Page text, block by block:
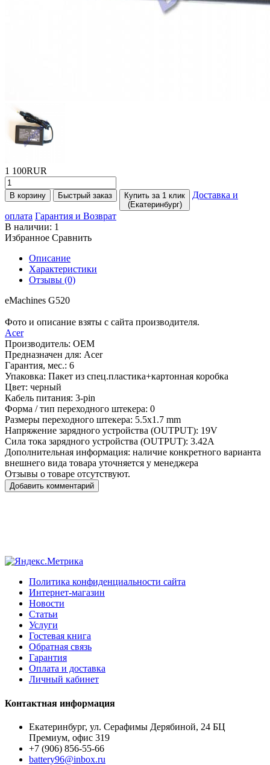
1 100RUR
В корзину Быстрый заказ
Купить за 1 клик
(Екатеринбург)
Доставка и
оплата Гарантия и Возврат
В наличии: 1
Избранное Сравнить
Описание
Характеристики
Отзывы (0)
eMachines G520
Фото и описание взяты с сайта производителя.
Acer
Производитель: OEM
Предназначен для: Acer
Гарантия, мес.: 6
Упаковка: Пакет из спец.пластика+картонная коробка
Цвет: черный
Кабель питания: 3-pin
Форма / тип переходного штекера: 0
Размеры переходного штекера: 5.5x1.7 mm
Напряжение зарядного устройства (OUTPUT): 19V
Сила тока зарядного устройства (OUTPUT): 3.42A
Дополнительная информация: наличие конкретного варианта
внешнего вида товара уточняется у менеджера
Отзывы о товаре отсутствуют.
Добавить комментарий
Политика конфиденциальности сайта
Интернет-магазин
Новости
Статьи
Услуги
Гостевая книга
Обратная связь
Гарантия
Оплата и доставка
Личный кабинет
Контактная информация
Екатеринбург, ул. Серафимы Дерябиной, 24 БЦ
Премиум, офис 319
+7 (906) 856-55-66
battery96@inbox.ru